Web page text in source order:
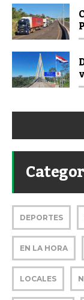
DEPORTES
EN LA HORA
LOCALES